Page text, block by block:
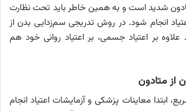
شدید است و به همین خاطر باید تحت نظارت
انجام شود. در روش تدریجی سم‌زدایی بدن از
علاوه بر اعتیاد جسمی، بر اعتیاد روانی خود هم
از متادون
ابتدا معاینات پزشکی و آزمایشات اعتیاد انجام